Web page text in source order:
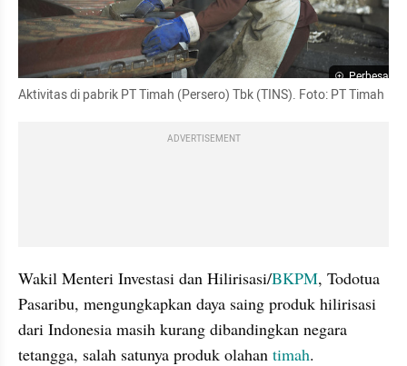
Perbesar
Aktivitas di pabrik PT Timah (Persero) Tbk (TINS). Foto: PT Timah
ADVERTISEMENT
Wakil Menteri Investasi dan Hilirisasi/BKPM, Todotua
Pasaribu, mengungkapkan daya saing produk hilirisasi
dari Indonesia masih kurang dibandingkan negara
tetangga, salah satunya produk olahan timah.